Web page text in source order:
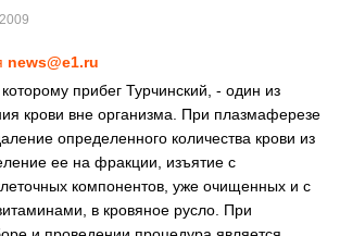
news@e1.ru
прибег Турчинский, - один из
крови вне организма. При плазмаферезе
определенного количества крови из
ее на фракции, изъятие с
компонентов, уже очищенных и с
в кровяное русло. При